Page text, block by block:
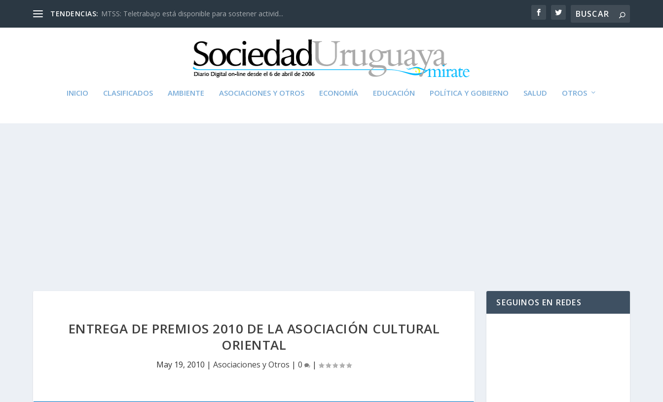
TENDENCIAS: MTSS: Teletrabajo está disponible para sostener activid...
INICIO CLASIFICADOS AMBIENTE ASOCIACIONES Y OTROS ECONOMÍA EDUCACIÓN POLÍTICA Y GOBIERNO SALUD OTROS
ENTREGA DE PREMIOS 2010 DE LA ASOCIACIÓN CULTURAL
ORIENTAL
May 19, 2010 |Asociaciones y Otros |0 |
SEGUINOS EN REDES